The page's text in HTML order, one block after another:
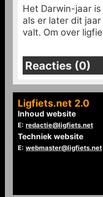
Het Darwin-jaar
als er later dit
valt. Om over
Reacties (0)
Ligfiets.net 2.0
Inhoud website
E: redactie@ligfiets.net
Techniek website
E: webmaster@ligfiets.net